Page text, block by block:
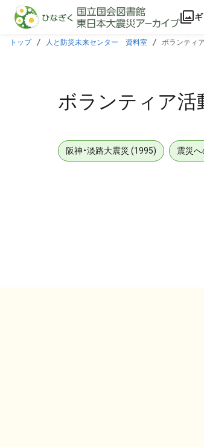
本文に飛ぶ
トップ 人と防災未来センター 資料室 ボランティ
ボランティア
阪神・淡路大震災 (1995) 震災へ